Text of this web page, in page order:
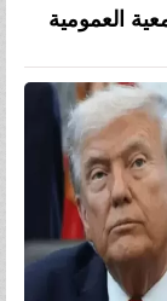
العمومية